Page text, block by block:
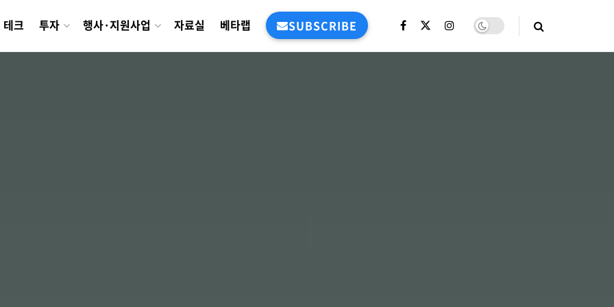
테크 투자 행사·지원사업 자료실 베타랩 SUBSCRIBE